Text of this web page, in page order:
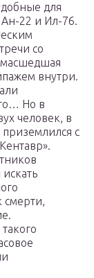
для
Ан-22 и Ил-76.
со
внутри.
Но в
человек, в
с
смерти,